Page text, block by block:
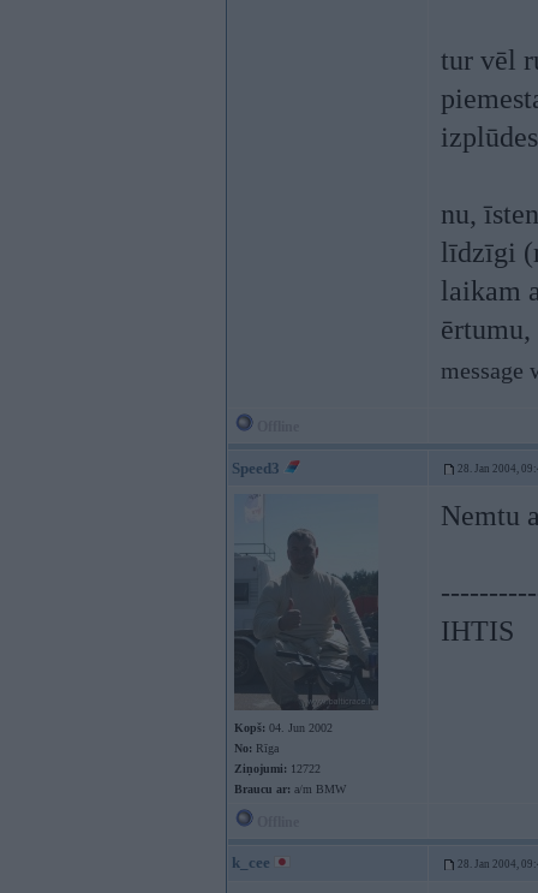
tur vēl
nu,
līdzīgi
laikam
message
Speed3 28. Jan 2004,
Kopš: 04. Jun 2002
No: Rīga
Ziņojumi: 12722
Braucu ar: a/m BMW
Nemtu
IHTIS
k_cee 28. Jan 2004,